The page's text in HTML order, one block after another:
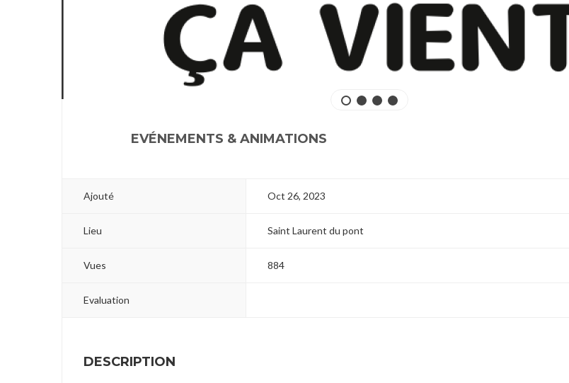
EVÉNEMENTS & ANIMATIONS
Ajouté Oct 26, 2023
Lieu Saint Laurent du pont
Vues 884
Evaluation
DESCRIPTION